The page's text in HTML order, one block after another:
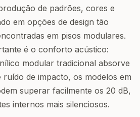
de padrões, cores e
em opções de design tão
em pisos modulares.
é o conforto acústico:
modular tradicional absorve
de impacto, os modelos em
superar facilmente os 20 dB,
internos mais silenciosos.